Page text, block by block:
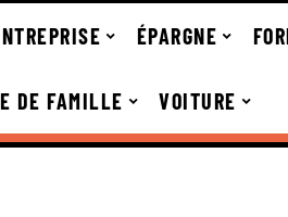
ÉPARGNE
DE FAMILLE VOITURE